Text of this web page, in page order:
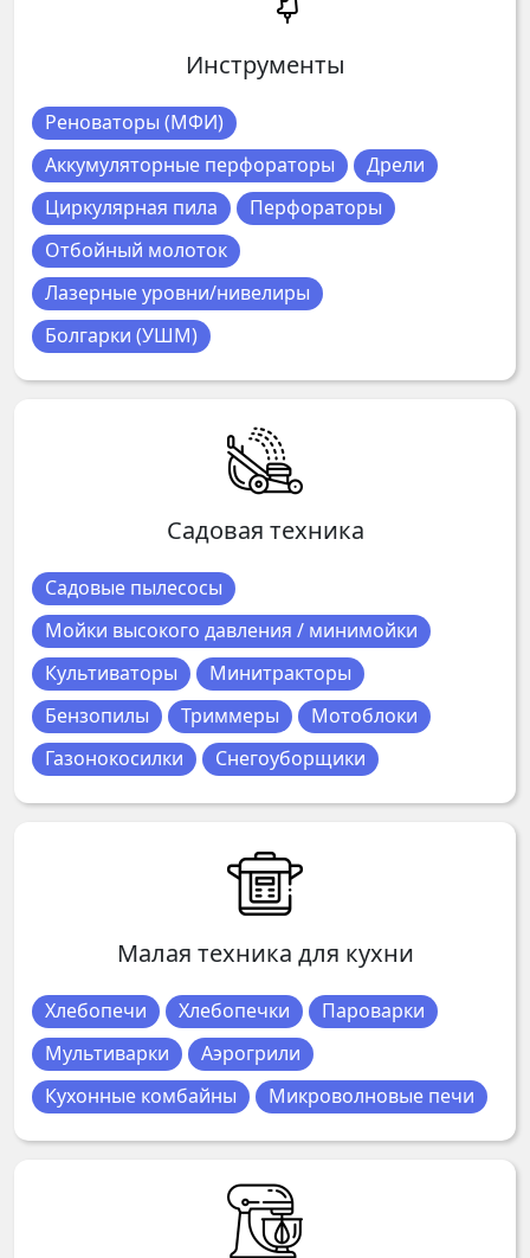
Инструменты
Реноваторы (МФИ)
Аккумуляторные перфораторы
Дрели
Циркулярная пила
Перфораторы
Отбойный молоток
Лазерные уровни/нивелиры
Болгарки (УШМ)
Садовая техника
Садовые пылесосы
Мойки высокого давления / минимойки
Культиваторы
Минитракторы
Бензопилы
Триммеры
Мотоблоки
Газонокосилки
Снегоуборщики
Малая техника для кухни
Хлебопечи Хлебопечки
Пароварки
Мультиварки
Аэрогрили
Кухонные комбайны
Микроволновые печи